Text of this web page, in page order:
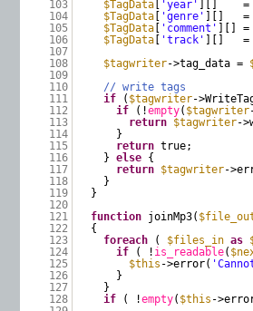
103
$TagData 'year' ][] =
104
$TagData 'genre' ][] =
105
$TagData 'comment' ][] =
106
$TagData 'track' ][] =
107
108
$tagwriter->tag_data =
109
110
// write tags
111
if ( $tagwriter-
112
if (!empty( $tagwriter
113
return $tagwriter-
114
}
115
return true;
116
} else {
117
return $tagwriter-
118
}
119
}
120
121
function joinMp3(
122
{
123
foreach ( $files_in as
124
if ( ! is_readable(
125
$this ->error(
126
}
127
}
128
if ( !empty( $this -